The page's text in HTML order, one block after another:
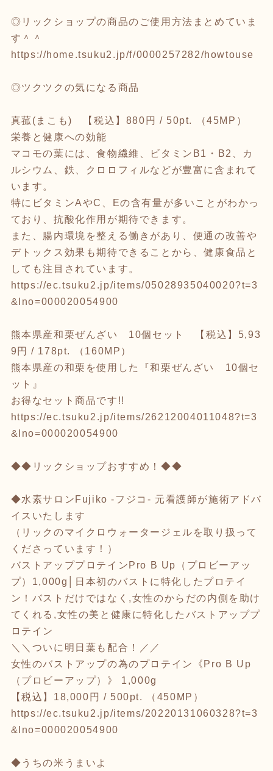
◎リックショップの商品のご使用方法まとめていま
す＾＾
https://home.tsuku2.jp/f/0000257282/howtouse
◎ツクツクの気になる商品
真菰(まこも) 【税込】880円 / 50pt. （45MP）
栄養と健康への効能
マコモの葉には、食物繊維、ビタミンB1・B2、カ
ルシウム、鉄、クロロフィルなどが豊富に含まれて
います。
特にビタミンAやC、Eの含有量が多いことがわかっ
ており、抗酸化作用が期待できます。
また、腸内環境を整える働きがあり、便通の改善や
デトックス効果も期待できることから、健康食品と
しても注目されています。
https://ec.tsuku2.jp/items/05028935040020?t=3
&Ino=000020054900
熊本県産和栗ぜんざい 10個セット 【税込】5,93
9円 / 178pt. （160MP）
熊本県産の和栗を使用した『和栗ぜんざい 10個セ
ット』
お得なセット商品です!!
https://ec.tsuku2.jp/items/26212004011048?t=3
&Ino=000020054900
◆◆リックショップおすすめ！◆◆
◆水素サロンFujiko -フジコ- 元看護師が施術アドバ
イスいたします
（リックのマイクロウォータージェルを取り扱って
くださっています！）
バストアッププロテインPro B Up（プロビーアッ
プ）1,000g│日本初のバストに特化したプロテイ
ン！バストだけではなく,女性のからだの内側を助け
てくれる,女性の美と健康に特化したバストアッププ
ロテイン
＼＼ついに明日葉も配合！／／
女性のバストアップの為のプロテイン《Pro B Up
（プロビーアップ）》 1,000g
【税込】18,000円 / 500pt. （450MP）
https://ec.tsuku2.jp/items/20220131060328?t=3
&Ino=000020054900
◆うちの米うまいよ